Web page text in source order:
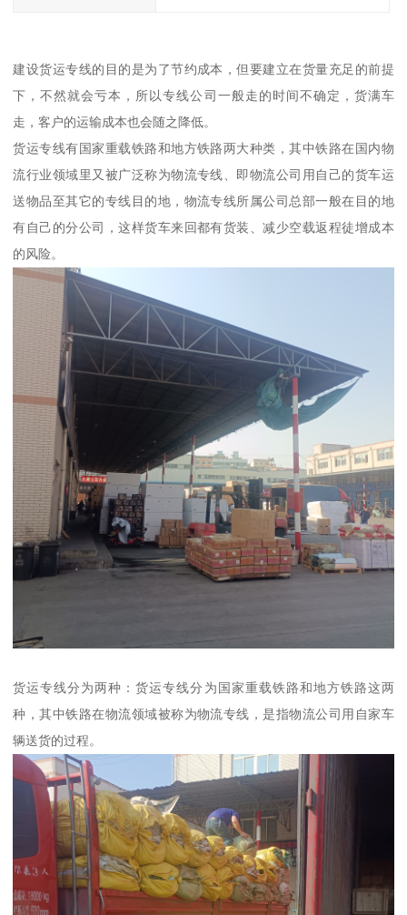
建设货运专线的目的是为了节约成本，但要建立在货量充足的前提
下，不然就会亏本，所以专线公司一般走的时间不确定，货满车
走，客户的运输成本也会随之降低。
货运专线有国家重载铁路和地方铁路两大种类，其中铁路在国内物
流行业领域里又被广泛称为物流专线、即物流公司用自己的货车运
送物品至其它的专线目的地，物流专线所属公司总部一般在目的地
有自己的分公司，这样货车来回都有货装、减少空载返程徒增成本
的风险。
货运专线分为两种：货运专线分为国家重载铁路和地方铁路这两
种，其中铁路在物流领域被称为物流专线，是指物流公司用自家车
辆送货的过程。